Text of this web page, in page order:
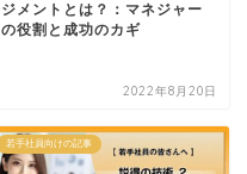
ジメントとは？：マネジャー
の役​​割と成功のカギ
2022年8月20日
若手社員向けの記事